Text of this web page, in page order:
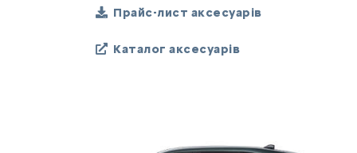
Прайс-лист аксесуарів
Каталог аксесуарів